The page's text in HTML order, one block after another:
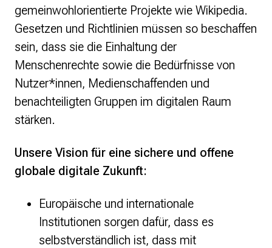
gemeinwohlorientierte Projekte wie Wikipedia.
Gesetzen und Richtlinien müssen so beschaffen
sein, dass sie die Einhaltung der
Menschenrechte sowie die Bedürfnisse von
Nutzer*innen, Medienschaffenden und
benachteiligten Gruppen im digitalen Raum
stärken.
Unsere Vision für eine sichere und offene
globale digitale Zukunft:
Europäische und internationale
Institutionen sorgen dafür, dass es
selbstverständlich ist, dass mit